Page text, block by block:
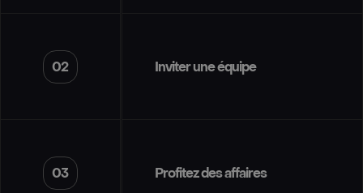
02
03
Inviter une équipe
Profitez des affaires